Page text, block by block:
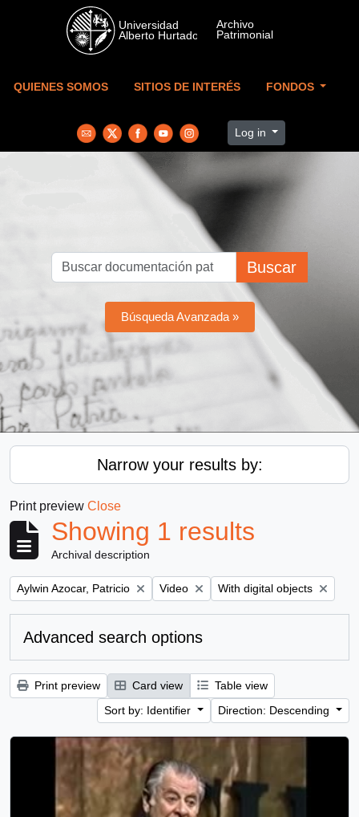
Skip to main content
QUIENES SOMOS SITIOS DE INTERÉS FONDOS
Log in
Buscar
Búsqueda Avanzada »
Narrow your results by:
Print preview Close
Showing 1 results
Archival description
Remove filter:
Aylwin Azocar, Patricio Remove filter:
Video Remove filter:
With digital objects
Advanced search options
Print preview Card view
Table view
Sort by: Identifier
Direction: Descending